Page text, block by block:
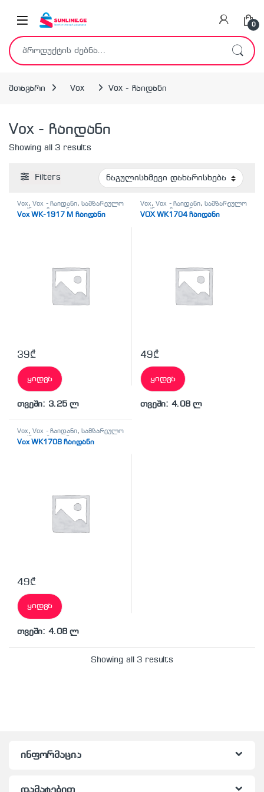
0
ძებნა:
მთავარი Vox Vox - ჩაიდანი
Vox - ჩაიდანი
Showing all 3 results
Filters
Vox,Vox - ჩაიდანი,სამზარეულო
ტექნიკა, ჩაიდანი
Vox WK-1917 M ჩაიდანი
39₾
ყიდვა
თვეში: 3.25 ლ
Vox,Vox - ჩაიდანი,სამზარეულო
ტექნიკა,ჩაიდანი
VOX WK1704 ჩაიდანი
49₾
ყიდვა
თვეში: 4.08 ლ
Vox,Vox - ჩაიდანი,სამზარეულო
ტექნიკა,ჩაიდანი
Vox WK1708 ჩაიდანი
49₾
ყიდვა
თვეში: 4.08 ლ
Showing all 3 results
ინფორმაცია
დამატებით